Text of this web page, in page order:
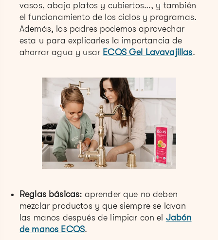
vasos, abajo platos y cubiertos…, y también
el funcionamiento de los ciclos y programas.
Además, los padres podemos aprovechar
esta u para explicarles la importancia de
ahorrar agua y usar ECOS Gel Lavavajillas.
Reglas básicas: aprender que no deben
mezclar productos y que siempre se lavan
las manos después de limpiar con el Jabón
de manos ECOS.